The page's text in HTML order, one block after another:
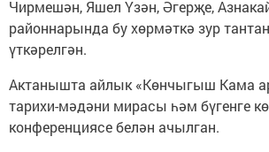
Чирмешән, Яшел Үзән, Әгерҗе,
районнарында бу хөрмәткә зур
үткәрелгән.
Актанышта айлык «Көнчыгыш Кама
тарихи-мәдәни мирасы һәм бүгенге
конференциясе белән ачылган.